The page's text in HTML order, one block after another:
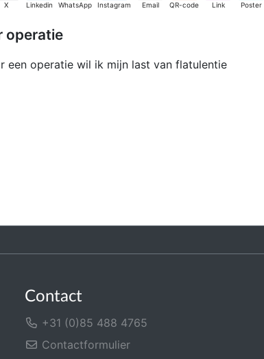
X Linkedin WhatsApp Instagram Email QR-code Link Poster
operatie
een operatie wil ik mijn last van flatulentie
Contact
+31 (0)85 488 4765
Contactformulier